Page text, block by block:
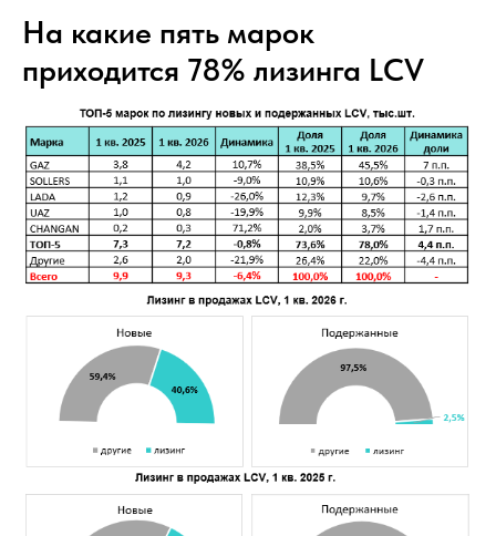
На какие пять марок
приходится 78% лизинга LCV